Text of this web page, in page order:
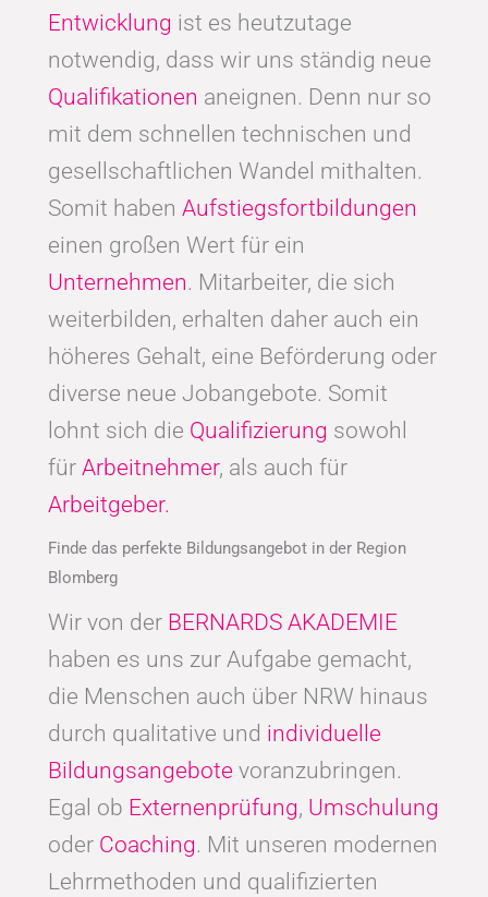
Entwicklung ist es heutzutage
notwendig, dass wir uns ständig neue
Qualifikationen aneignen. Denn nur so
mit dem schnellen technischen und
gesellschaftlichen Wandel mithalten.
Somit haben Aufstiegsfortbildungen
einen großen Wert für ein
Unternehmen. Mitarbeiter, die sich
weiterbilden, erhalten daher auch ein
höheres Gehalt, eine Beförderung oder
diverse neue Jobangebote. Somit
lohnt sich die Qualifizierung sowohl
für Arbeitnehmer, als auch für
Arbeitgeber.
Finde das perfekte Bildungsangebot in der Region
Blomberg
Wir von der BERNARDS AKADEMIE
haben es uns zur Aufgabe gemacht,
die Menschen auch über NRW hinaus
durch qualitative und individuelle
Bildungsangebote voranzubringen.
Egal ob Externenprüfung, Umschulung
oder Coaching. Mit unseren modernen
Lehrmethoden und qualifizierten